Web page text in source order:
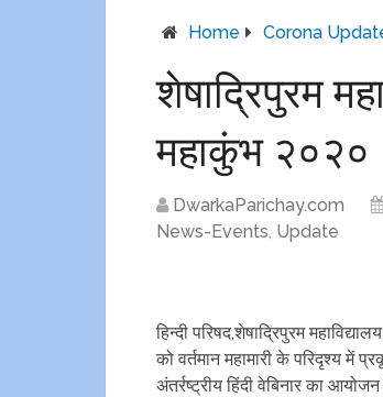
Home Corona
शेषाद्रिपुरम
महाकुंभ २०२०
DwarkaParichay.com
News-Events, Update
हिन्दी परिषद,शेषाद्रिपुरम
को वर्तमान महामारी के परिदृश्य में
अंतर्रष्ट्रीय हिंदी वेबिनार का